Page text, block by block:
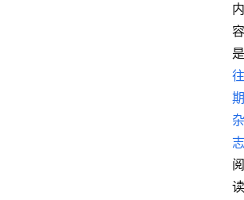
内
容
是
往
期
杂
志
阅
读